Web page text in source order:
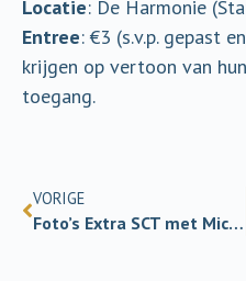
Locatie: De Harmonie
Entree: €3 (s.v.p. gepast
krijgen op vertoon van
toegang.
VORIGE
Foto’s Extra SCT met Michael Shermer